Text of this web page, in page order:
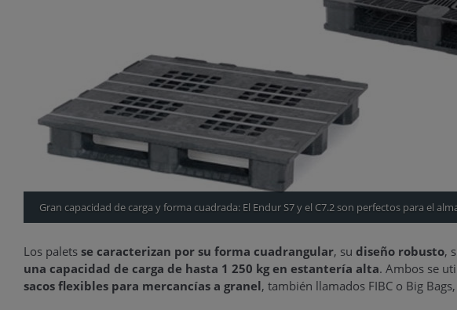
Gran capacidad de carga y forma cuadrada: El Endur S7 y el C7.2 son perfectos para el
Los palets se caracterizan por su forma cuadrangular, su diseño robusto,
una capacidad de carga de hasta 1 250 kg en estantería alta. Ambos se
sacos flexibles para mercancías a granel, también llamados FIBC o Big